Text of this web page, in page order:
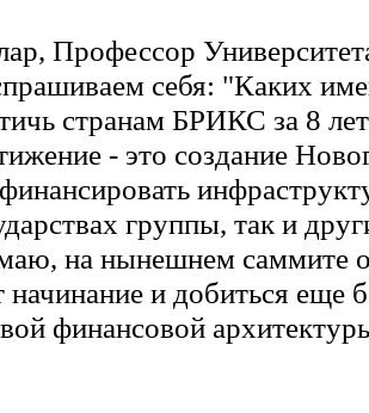
Профессор
себя: "Каких
странам БРИКС за 8
- это создание
группы, так и
на нынешнем саммите
начинание и добиться еще
финансовой